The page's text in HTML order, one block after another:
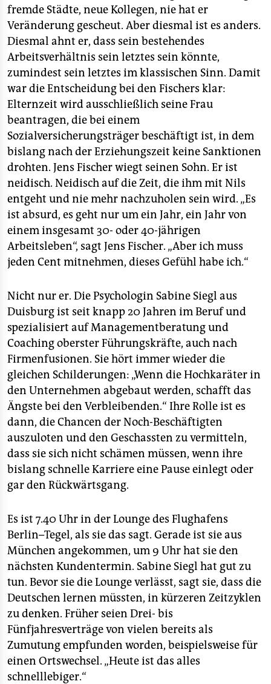
fremde Städte, neue Kollegen, nie hat er
Veränderung gescheut. Aber diesmal ist es anders.
Diesmal ahnt er, dass sein bestehendes
Arbeitsverhältnis sein letztes sein könnte,
zumindest sein letztes im klassischen Sinn. Damit
war die Entscheidung bei den Fischers klar:
Elternzeit wird ausschließlich seine Frau
beantragen, die bei einem
Sozialversicherungsträger beschäftigt ist, in dem
bislang nach der Erziehungszeit keine Sanktionen
drohten. Jens Fischer wiegt seinen Sohn. Er ist
neidisch. Neidisch auf die Zeit, die ihm mit Nils
entgeht und nie mehr nachzuholen sein wird. „Es
ist absurd, es geht nur um ein Jahr, ein Jahr von
einem insgesamt 30- oder 40-jährigen
Arbeitsleben“, sagt Jens Fischer. „Aber ich muss
jeden Cent mitnehmen, dieses Gefühl habe ich.“
Nicht nur er. Die Psychologin Sabine Siegl aus
Duisburg ist seit knapp 20 Jahren im Beruf und
spezialisiert auf Managementberatung und
Coaching oberster Führungskräfte, auch nach
Firmenfusionen. Sie hört immer wieder die
gleichen Schilderungen: „Wenn die Hochkaräter in
den Unternehmen abgebaut werden, schafft das
Ängste bei den Verbleibenden.“ Ihre Rolle ist es
dann, die Chancen der Noch-Beschäftigten
auszuloten und den Geschassten zu vermitteln,
dass sie sich nicht schämen müssen, wenn ihre
bislang schnelle Karriere eine Pause einlegt oder
gar den Rückwärtsgang.
Es ist 7.40 Uhr in der Lounge des Flughafens
Berlin–Tegel, als sie das sagt. Gerade ist sie aus
München angekommen, um 9 Uhr hat sie den
nächsten Kundentermin. Sabine Siegl hat gut zu
tun. Bevor sie die Lounge verlässt, sagt sie, dass die
Deutschen lernen müssten, in kürzeren Zeitzyklen
zu denken. Früher seien Drei- bis
Fünfjahresverträge von vielen bereits als
Zumutung empfunden worden, beispielsweise für
einen Ortswechsel. „Heute ist das alles
schnelllebiger.“